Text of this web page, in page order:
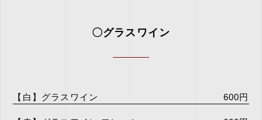
〇グラスワイン
【白】グラスワイン 600円